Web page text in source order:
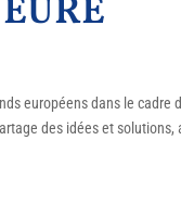
européens dans le
des idées et solutions,